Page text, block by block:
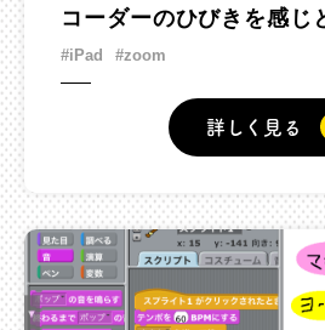
コーダーのひびきを感じ
#iPad #zoom
詳しく見る